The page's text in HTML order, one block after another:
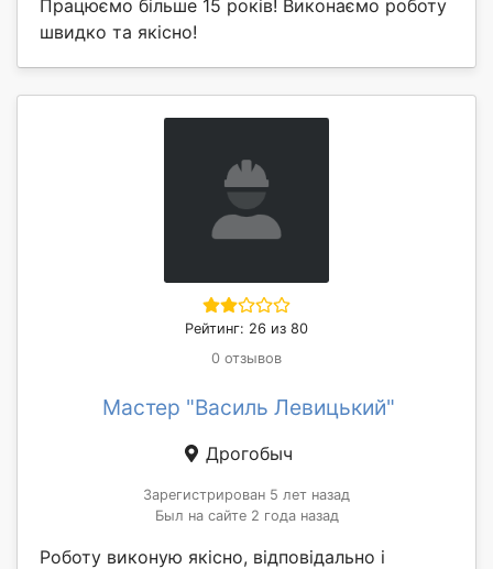
Працюємо більше 15 років! Виконаємо роботу
швидко та якісно!
Рейтинг: 26 из 80
0 отзывов
Мастер "Василь Левицький"
Дрогобыч
Зарегистрирован 5 лет назад
Был на сайте 2 года назад
Роботу виконую якісно, відповідально і